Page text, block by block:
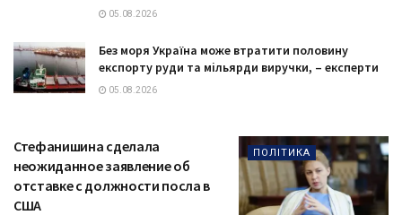
05.08.2026
Без моря Україна може втратити половину
експорту руди та мільярди виручки, – експерти
05.08.2026
ПОЛІТИКА
Стефанишина сделала
неожиданное заявление об
отставке с должности посла в
США